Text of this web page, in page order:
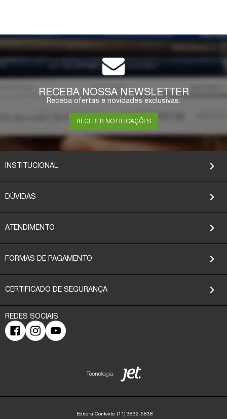
RECEBA NOSSA NEWSLETTER
Receba ofertas e novidades exclusivas.
RECEBER NOTIFICAÇÕES
INSTITUCIONAL
DÚVIDAS
ATENDIMENTO
FORMAS DE PAGAMENTO
CERTIFICADO DE SEGURANÇA
Editora Contexto (11) 3832-5838